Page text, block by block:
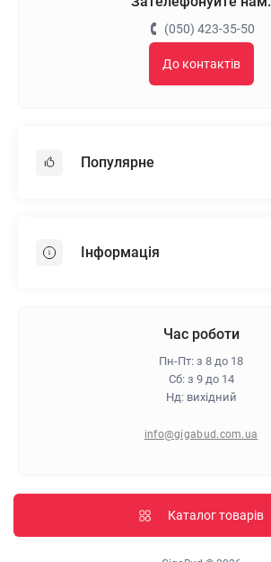
(050) 423-35-50
До контактів
Популярне
Пінопласт
Інформація
Гарантія та повернення
Політика конфіденційності
Час роботи
Пн-Пт: з 8 до 18
Сб: з 9 до 14
Нд: вихідний
info@gigabud.com.ua
Каталог товарів